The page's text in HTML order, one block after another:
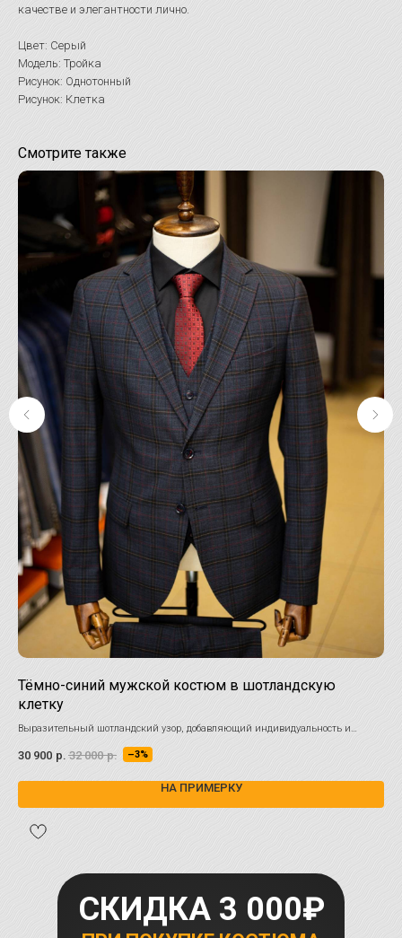
качестве и элегантности лично.
Цвет: Серый
Модель: Тройка
Рисунок: Однотонный
Рисунок: Клетка
Смотрите также
Тёмно-синий мужской костюм в шотландскую
клетку
Выразительный шотландский узор, добавляющий индивидуальность и
привлекать взгляды.
30 900 р. 32 000 р. –3%
НА ПРИМЕРКУ
СКИДКА 3 000₽